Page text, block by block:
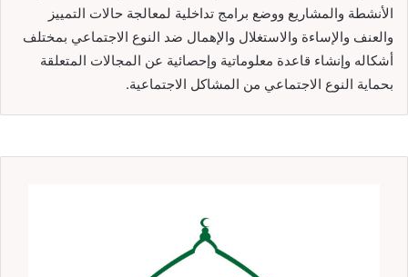
الأنشطة والمشاريع ووضع برامج تداخلية لمعالجة حالات التمييز
والعنف والإساءة والاستغلال والإهمال ضد النوع الاجتماعي بمختلف
أشكاله وإنشاء قاعدة معلوماتية وإحصائية عن المجالات المتعلقة
بحماية النوع الاجتماعي من المشاكل الاجتماعية.